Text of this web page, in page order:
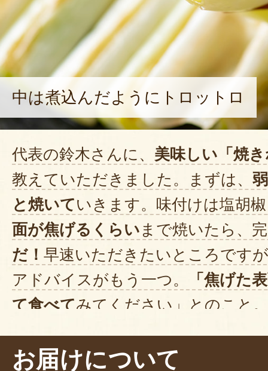
中は煮込んだようにトロットロ
代表の鈴木さんに、 美味しい「焼
教えていただきました。まずは、
と焼いていきます。味付けは塩胡
面が焦げるくらい まで焼いたら、
だ！ 早速いただきたいところです
アドバイスがもう一つ。
「焦げた
て食べてみてください」とのこと。
それでは、剥いてみましょう。お
トロですね。箸でつまむと、ジワ
お届けについて